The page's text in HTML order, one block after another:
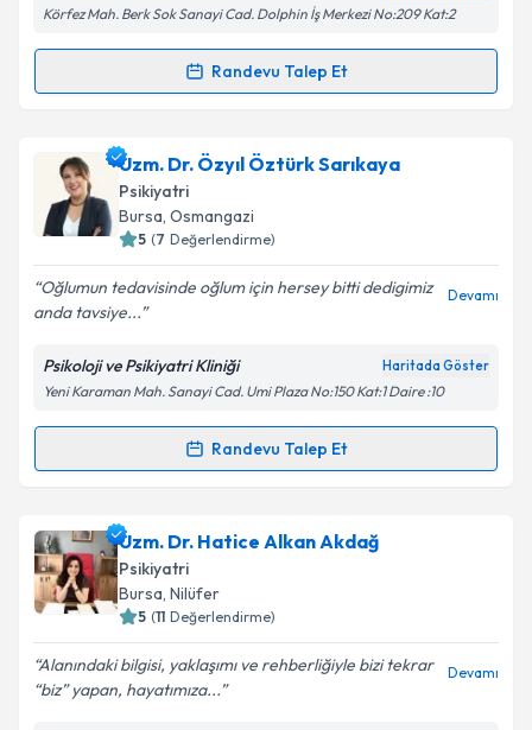
Kişisel verilerimin işlenmesine ilişkinAydınlatma
kapsamda işlenmesini kabul ediyorum.
Körfez Mah. Berk Sok Sanayi Cad. Dolphin İş Merkezi No:209 Kat:2
Randevu Talep Et
Randevu Takvimi Talebi
Uzm. Dr. Hüseyin Yıldıziçin randevu takvimi talebi
oluşturun. Size bu uzmandan randevu almanız için bir
takvim hazırlandığında e-posta ile bilgilendireceğiz.
Kişisel verilerimin işlenmesine ilişkin
Aydınlatma
Metni'ni okudum ve kişisel verilerimin belirtilen
kapsamda işlenmesini kabul ediyorum.
Uzm. Dr. Özyıl Öztürk Sarıkaya
Psikiyatri
Bursa, Osmangazi
5 (7 Değerlendirme)
Oğlumun tedavisinde oğlum için hersey bitti dedigimiz
anda tavsiye...
Devamı
Psikoloji ve Psikiyatri Kliniği Haritada Göster
Yeni Karaman Mah. Sanayi Cad. Umi Plaza No:150 Kat:1 Daire :10
Randevu Talep Et
Randevu Takvimi Talebi
Uzm. Dr. Özyıl Öztürk Sarıkayaiçin randevu
takvimi talebi oluşturun. Size bu uzmandan randevu
almanız için bir takvim hazırlandığında e-posta ile
bilgilendireceğiz.
E-posta Adresiniz
Uzm. Dr. Hatice Alkan Akdağ
Psikiyatri
Bursa, Nilüfer
5 (11 Değerlendirme)
Alanındaki bilgisi, yaklaşımı ve rehberliğiyle bizi tekrar
“biz” yapan, hayatımıza...
Devamı